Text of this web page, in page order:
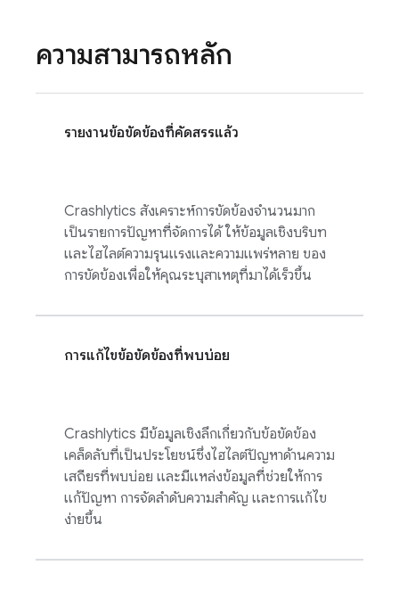
ความสามารถหลัก
รายงานข้อขัดข้องที่คัดสรรแล้ว
Crashlytics สังเคราะห์การขัดข้องจำนวนมาก
เป็นรายการปัญหาที่จัดการได้ ให้ข้อมูลเชิงบริบท
และไฮไลต์ความรุนแรงและความแพร่หลาย ของ
การขัดข้องเพื่อให้คุณระบุสาเหตุที่มาได้เร็วขึ้น
การแก้ไขข้อขัดข้องที่พบบ่อย
Crashlytics มีข้อมูลเชิงลึกเกี่ยวกับข้อขัดข้อง
เคล็ดลับที่เป็นประโยชน์ซึ่งไฮไลต์ปัญหาด้านความ
เสถียรที่พบบ่อย และมีแหล่งข้อมูลที่ช่วยให้การ
แก้ปัญหา การจัดลำดับความสำคัญ และการแก้ไข
ง่ายขึ้น